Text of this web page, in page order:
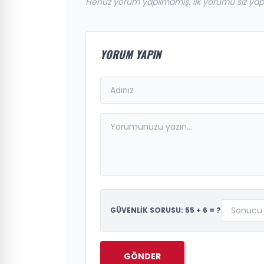
YORUM YAPIN
GÜVENLİK SORUSU: 55 + 6 = ?
GÖNDER